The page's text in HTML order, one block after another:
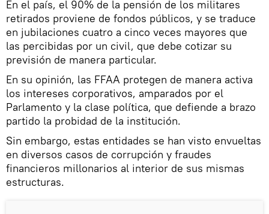
En el país, el 90% de la pensión de los militares
retirados proviene de fondos públicos, y se traduce
en jubilaciones cuatro a cinco veces mayores que
las percibidas por un civil, que debe cotizar su
previsión de manera particular.
En su opinión, las FFAA protegen de manera activa
los intereses corporativos, amparados por el
Parlamento y la clase política, que defiende a brazo
partido la probidad de la institución.
Sin embargo, estas entidades se han visto envueltas
en diversos casos de corrupción y fraudes
financieros millonarios al interior de sus mismas
estructuras.